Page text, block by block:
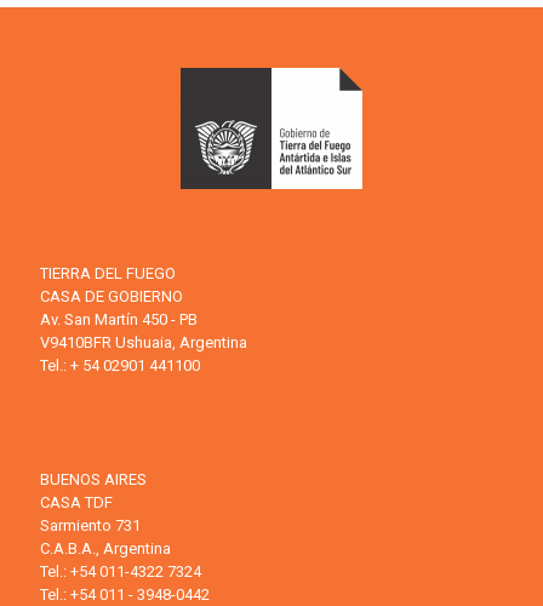
TIERRA DEL FUEGO
CASA DE GOBIERNO
Av. San Martín 450 - PB
V9410BFR Ushuaia, Argentina
Tel.: + 54 02901 441100
BUENOS AIRES
CASA TDF
Sarmiento 731
C.A.B.A., Argentina
Tel.: +54 011-4322 7324
Tel.: +54 011 - 3948-0442